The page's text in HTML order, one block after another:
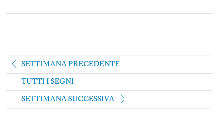
SETTIMANA PRECEDENTE
TUTTI I SEGNI
SETTIMANA SUCCESSIVA